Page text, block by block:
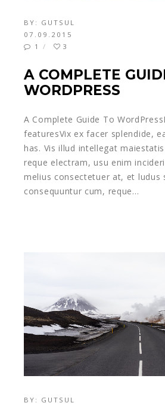
BY: GUTSUL
07.09.2015
1
3
A COMPLETE
WORDPRESS
A Complete Guide To
featuresVix ex facer splendide,
has. Vis illud intellegat
reque electram, usu enim
melius consectetuer at, et ludus
consequuntur cum, reque…
BY: GUTSUL